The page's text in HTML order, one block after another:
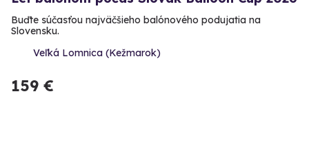
Buďte súčasťou najväčšieho balónového podujatia na
Slovensku.
Veľká Lomnica (Kežmarok)
159 €